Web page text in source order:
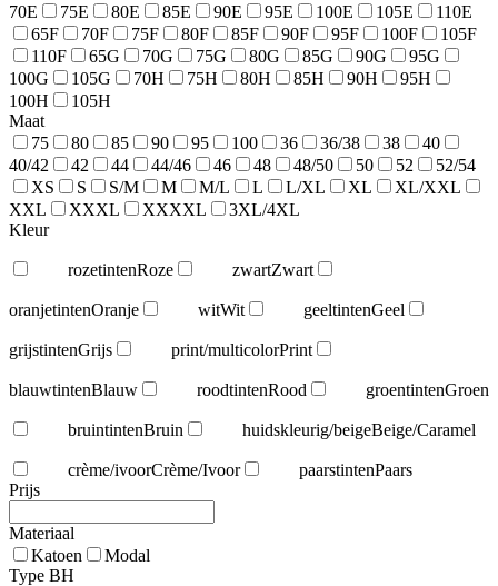
70E
75E 80E 85E 90E 95E 100E 105E
110E
65F
70F 75F 80F 85F 90F 95F 100F
105F
110F
65G 70G 75G 80G 85G 90G
95G
100G
105G 70H 75H 80H 85H 90H
95H
100H
105H
Maat
75
80 85 90 95 100 36 36/38 38
40
40/42
42 44 44/46 46 48 48/50 50 52
52/54
XS
S S/M M M/L L L/XL XL
XL/XXL
XXL
XXXL XXXXL
3XL/4XL
Kleur
rozetintenRoze zwartZwart
oranjetintenOranje witWit geeltintenGeel
grijstintenGrijs print/multicolorPrint
blauwtintenBlauw roodtintenRood groentintenGroen
bruintintenBruin huidskleurig/beigeBeige/Caramel
crème/ivoorCrème/Ivoor paarstintenPaars
Prijs
Materiaal
Katoen
Modal
Type BH